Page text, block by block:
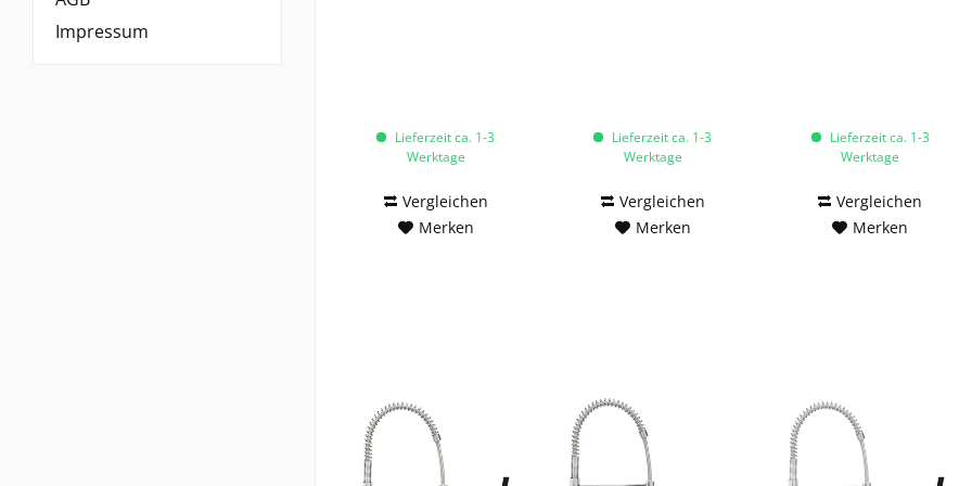
Impressum
Lieferzeit ca. 1-3
Werktage
Vergleichen
Merken
Lieferzeit ca. 1-3
Werktage
Vergleichen
Merken
Lieferzeit ca. 1-3
Werktage
Vergleichen
Merken